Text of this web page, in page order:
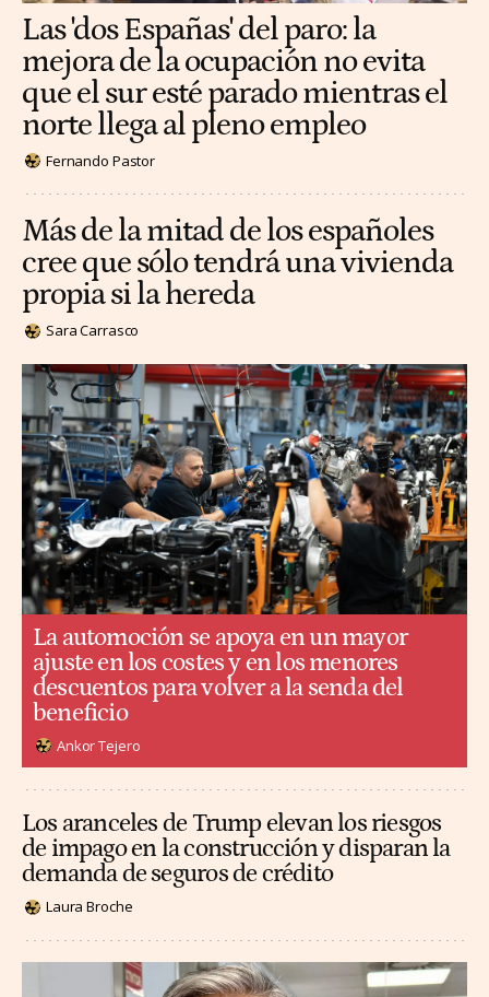
Las 'dos Españas' del paro: la
mejora de la ocupación no evita
que el sur esté parado mientras el
norte llega al pleno empleo
Fernando Pastor
Más de la mitad de los españoles
cree que sólo tendrá una vivienda
propia si la hereda
Sara Carrasco
La automoción se apoya en un mayor
ajuste en los costes y en los menores
descuentos para volver a la senda del
beneficio
Ankor Tejero
Los aranceles de Trump elevan los riesgos
de impago en la construcción y disparan la
demanda de seguros de crédito
Laura Broche